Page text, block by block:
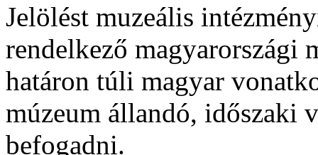
Jelölést muzeális
rendelkező magyarországi
határon túli magyar
múzeum állandó, időszaki
befogadni.